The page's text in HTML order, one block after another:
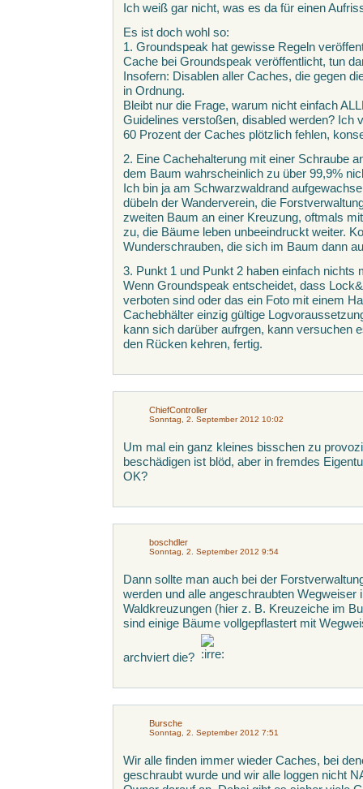
Ich weiß gar nicht, was es da für einen
Es ist doch wohl so:
1. Groundspeak hat gewisse Regeln
Cache bei Groundspeak veröffentlicht, tun
Insofern: Disablen aller Caches, die gegen
in Ordnung.
Bleibt nur die Frage, warum nicht einfach
Guidelines verstoßen, disabled werden? Ich
60 Prozent der Caches plötzlich fehlen,
2. Eine Cachehalterung mit einer Schraube
dem Baum wahrscheinlich zu über 99,9%
Ich bin ja am Schwarzwaldrand
dübeln der Wanderverein, die
zweiten Baum an einer Kreuzung, oftmals
zu, die Bäume leben unbeeindruckt weiter.
Wunderschrauben, die sich im Baum dann
3. Punkt 1 und Punkt 2 haben einfach nichts
Wenn Groundspeak entscheidet, dass
verboten sind oder das ein Foto mit einem
Cachebhälter einzig gültige
kann sich darüber aufrgen, kann versuchen
den Rücken kehren, fertig.
ChiefController
Sonntag, 2. September 2012 10:02
Um mal ein ganz kleines bisschen zu
beschädigen ist blöd, aber in fremdes
OK?
boschdler
Sonntag, 2. September 2012 9:54
Dann sollte man auch bei der
werden und alle angeschraubten Wegweiser
Waldkreuzungen (hier z. B. Kreuzeiche im
sind einige Bäume vollgepflastert mit
archviert die?
Bursche
Sonntag, 2. September 2012 7:51
Wir alle finden immer wieder Caches, bei
geschraubt wurde und wir alle loggen nicht